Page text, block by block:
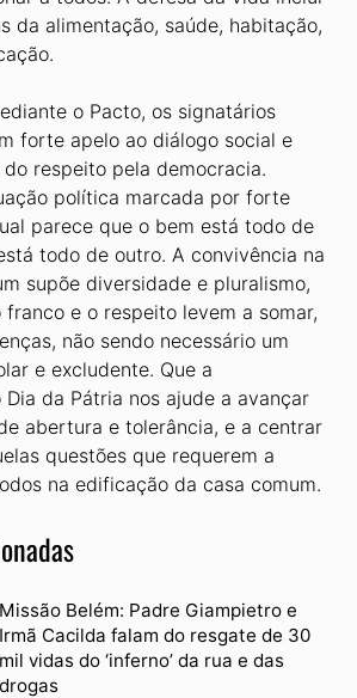
da alimentação, saúde, habitação,
o Pacto, os signatários
forte apelo ao diálogo social e
respeito pela democracia.
política marcada por forte
parece que o bem está todo de
todo de outro. A convivência na
supõe diversidade e pluralismo,
e o respeito levem a somar,
não sendo necessário um
e excludente. Que a
da Pátria nos ajude a avançar
abertura e tolerância, e a centrar
questões que requerem a
na edificação da casa comum.
Missão Belém: Padre Giampietro e
Irmã Cacilda falam do resgate de 30
mil vidas do ‘inferno’ da rua e das
drogas